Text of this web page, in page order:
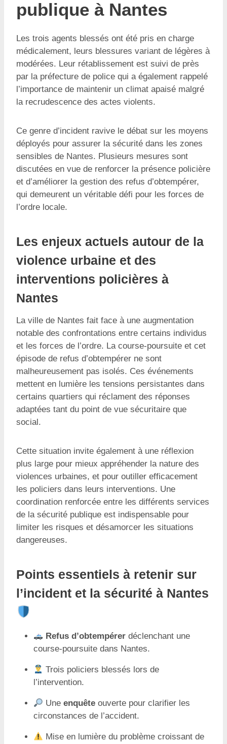
publique à Nantes
Les trois agents blessés ont été pris en charge
médicalement, leurs blessures variant de légères à
modérées. Leur rétablissement est suivi de près
par la préfecture de police qui a également rappelé
l’importance de maintenir un climat apaisé malgré
la recrudescence des actes violents.
Ce genre d’incident ravive le débat sur les moyens
déployés pour assurer la sécurité dans les zones
sensibles de Nantes. Plusieurs mesures sont
discutées en vue de renforcer la présence policière
et d’améliorer la gestion des refus d’obtempérer,
qui demeurent un véritable défi pour les forces de
l’ordre locale.
Les enjeux actuels autour de la
violence urbaine et des
interventions policières à
Nantes
La ville de Nantes fait face à une augmentation
notable des confrontations entre certains individus
et les forces de l’ordre. La course-poursuite et cet
épisode de refus d’obtempérer ne sont
malheureusement pas isolés. Ces événements
mettent en lumière les tensions persistantes dans
certains quartiers qui réclament des réponses
adaptées tant du point de vue sécuritaire que
social.
Cette situation invite également à une réflexion
plus large pour mieux appréhender la nature des
violences urbaines, et pour outiller efficacement
les policiers dans leurs interventions. Une
coordination renforcée entre les différents services
de la sécurité publique est indispensable pour
limiter les risques et désamorcer les situations
dangereuses.
Points essentiels à retenir sur
l’incident et la sécurité à Nantes
Refus d’obtempérer déclenchant une
course-poursuite dans Nantes.
Trois policiers blessés lors de
l’intervention.
Uneenquête ouverte pour clarifier les
circonstances de l’accident.
Mise en lumière du problème croissant de